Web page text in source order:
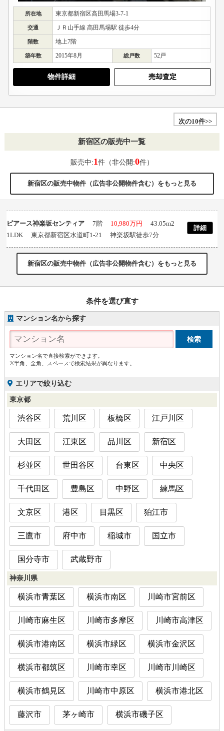
所在地 東京都新宿区高田馬場3-7-1
交通 ＪＲ山手線 高田馬場駅 徒歩4分
階数 地上7階
築年数 2015年8月 総戸数 52戸
物件詳細 売却査定
次の10件>>
新宿区の販売中一覧
販売中:1 件（非公開:0件）
新宿区の販売中物件（広告非公開物件含む）をもっと見る
ピアース神楽坂センティア 7階 10,980万円 43.05m2
1LDK 東京都新宿区水道町1-21 神楽坂駅徒歩7分
詳細
新宿区の販売中物件（広告非公開物件含む）をもっと見る
条件を選び直す
マンション名から探す
マンション名で直接検索ができます。
※半角、全角、スペースで検索結果が異なります。
エリアで絞り込む
東京都
渋谷区 荒川区 板橋区 江戸川区
大田区 江東区 品川区 新宿区
杉並区 世田谷区 台東区 中央区
千代田区 豊島区 中野区 練馬区
文京区 港区 目黒区 狛江市
三鷹市 府中市 稲城市 国立市
国分寺市 武蔵野市
神奈川県
横浜市青葉区 横浜市南区 川崎市宮前区
川崎市麻生区 川崎市多摩区 川崎市高津区
横浜市港南区 横浜市緑区 横浜市金沢区
横浜市都筑区 川崎市幸区 川崎市川崎区
横浜市鶴見区 川崎市中原区 横浜市港北区
藤沢市 茅ヶ崎市 横浜市磯子区